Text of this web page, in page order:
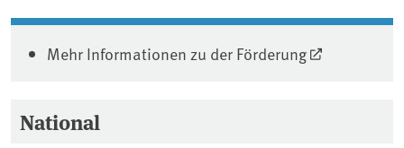
Mehr Informationen zu der Förderung
National